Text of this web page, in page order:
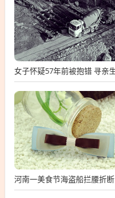
河南一美食节海盗船拦腰折断